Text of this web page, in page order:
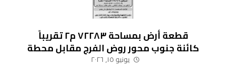
قطعة أرض بمساحة ٧٢٢٨٣ م٢ تقريباً
كائنة جنوب محور روض الفرج مقابل محطة
رسوم أبو رواش (نشاط صناعي – لوجيستي)
يونيو ١٥, ٢٠٢٦